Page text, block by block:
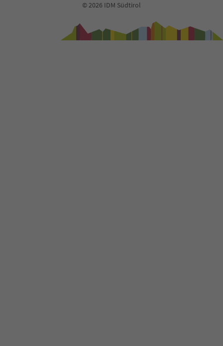
© 2026 IDM Südtirol